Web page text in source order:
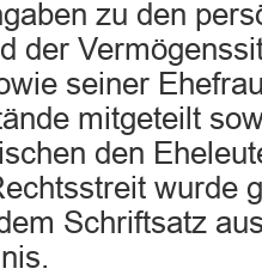
zu den
der
seiner
mitgeteilt
den
wurde
Schriftsatz